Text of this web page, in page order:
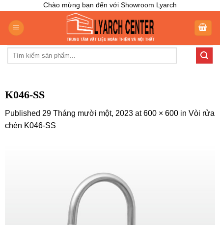
content
Chào mừng bạn đến với Showroom Lyarch
Tìm
K046-SS
Published 29 Tháng mười một, 2023 at600 × 600 in Vòi rửa
chén K046-SS